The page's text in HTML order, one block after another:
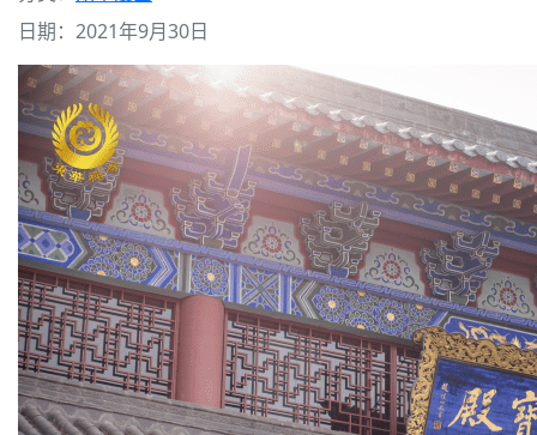
日期：2021年9月30日